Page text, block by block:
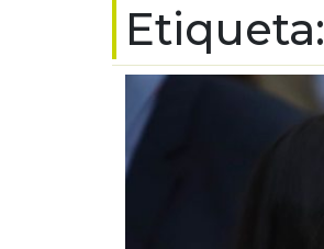
Etiqueta: